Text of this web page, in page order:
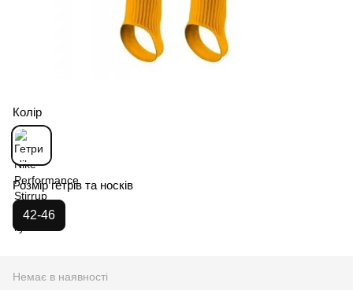
Колір
Розмір гетрів та носків
42-46
Немає в наявності